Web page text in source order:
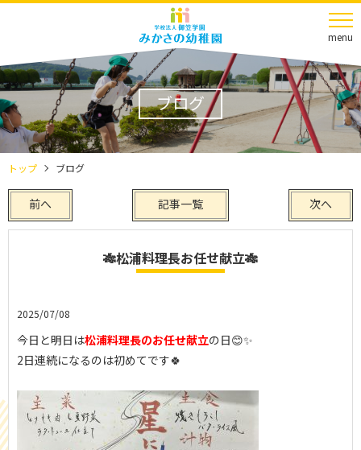
menu
ブログ
トップ ブログ
前へ 次へ
記事一覧
🎋松浦料理長お任せ献立🎋
2025/07/08
今日と明日は松浦料理長のお任せ献立の日😊✨
2日連続になるのは初めてです🍀